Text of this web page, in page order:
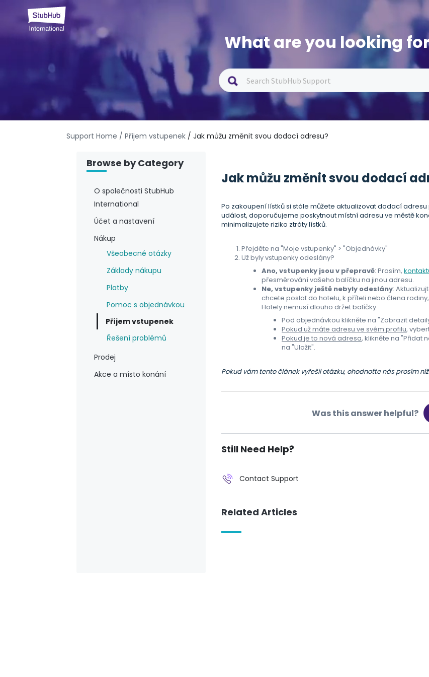
What are you looking
Support Home / Příjem vstupenek / Jak můžu změnit svou dodací adresu?
Browse by Category
O společnosti StubHub
International
Účet a nastavení
Nákup
Všeobecné otázky
Základy nákupu
Platby
Pomoc s objednávkou
Příjem vstupenek
Řešení problémů
Prodej
Akce a místo konání
Jak můžu změnit svou dodací
Po zakoupení lístků si stále můžete aktualizovat dodací
událost, doporučujeme poskytnout místní adresu ve městě
minimalizujete riziko ztráty lístků.
Přejděte na "Moje vstupenky" > "Objednávky"
Už byly vstupenky odeslány?
Ano, vstupenky jsou v přepravě: Prosím,
přesměrování vašeho balíčku na jinou adresu.
Ne, vstupenky ještě nebyly odeslány:
chcete poslat do hotelu, k příteli nebo člena
Hotely nemusí dlouho držet balíčky.
Pod objednávkou klikněte na "Zobrazit
Pokud už máte adresu ve svém profilu,
Pokud je to nová adresa, klikněte na "Přidat
na "Uložit".
Pokud vám tento článek vyřešil otázku, ohodnoťte nás prosím
Was this answer helpful?
Still Need Help?
Contact Support
Related Articles